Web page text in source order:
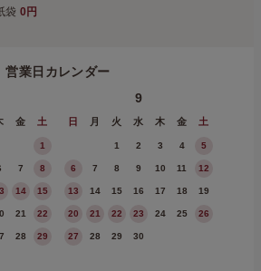
袋0円
営業日カレンダー
金 土
1
7 8
14 15
21 22
28 29
9
日 月 火 水 木 金 土
1 2 3 4 5
6 7 8 9 10 11 12
13 14 15 16 17 18 19
20 21 22 23 24 25 26
27 28 29 30